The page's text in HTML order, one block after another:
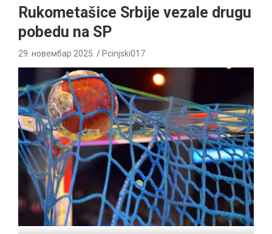
Rukometašice Srbije vezale drugu
pobedu na SP
29. новембар 2025. Pcinjski017